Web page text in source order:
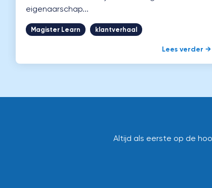
eigenaarschap...
Magister Learn klantverhaal
Lees verder →
Altijd als eerste op de